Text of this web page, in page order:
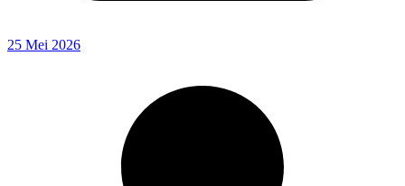
25 Mei 2026